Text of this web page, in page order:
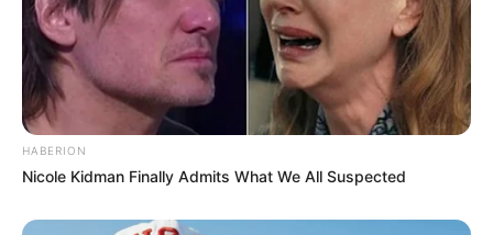
HABERION
Nicole Kidman Finally Admits What We All Suspected